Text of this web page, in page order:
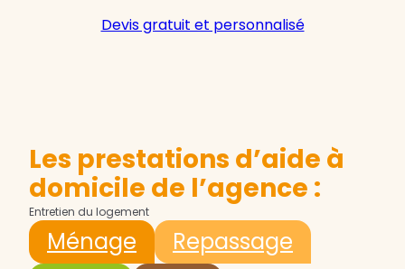
Devis gratuit et personnalisé
Les prestations d’aide à
domicile de l’agence :
Entretien du logement
Ménage
Repassage